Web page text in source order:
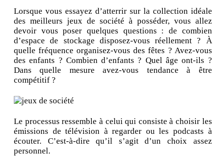
Lorsque vous essayez d’atterrir sur la collection idéale
des meilleurs jeux de société à posséder, vous allez
devoir vous poser quelques questions : de combien
d’espace de stockage disposez-vous réellement ? À
quelle fréquence organisez-vous des fêtes ? Avez-vous
des enfants ? Combien d’enfants ? Quel âge ont-ils ?
Dans quelle mesure avez-vous tendance à être
compétitif ?
Le processus ressemble à celui qui consiste à choisir les
émissions de télévision à regarder ou les podcasts à
écouter. C’est-à-dire qu’il s’agit d’un choix assez
personnel.